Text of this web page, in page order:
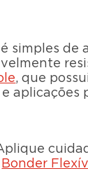
simples
, que
aplicações
Bonder